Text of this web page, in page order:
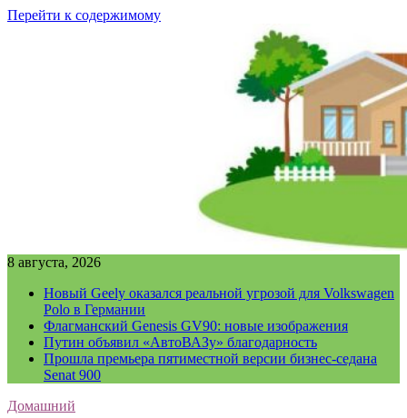
Перейти к содержимому
8 августа, 2026
Новый Geely оказался реальной угрозой для Volkswagen
Polo в Германии
Флагманский Genesis GV90: новые изображения
Путин объявил «АвтоВАЗу» благодарность
Прошла премьера пятиместной версии бизнес-седана
Senat 900
Домашний